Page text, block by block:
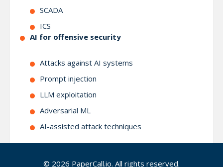
SCADA
ICS
AI for offensive security
Attacks against AI systems
Prompt injection
LLM exploitation
Adversarial ML
AI-assisted attack techniques
© 2026 PaperCall.io. All rights reserved.